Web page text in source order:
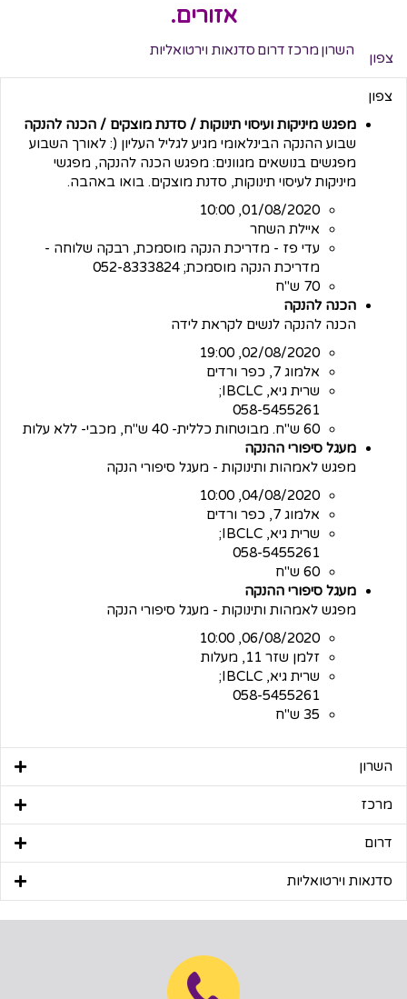
אזורים.
צפון השרון מרכז דרום סדנאות וירטואליות
צפון
מפגש מיניקות ועיסוי תינוקות / סדנת מוצקים / הכנה להנקה
שבוע ההנקה הבינלאומי מגיע לגליל העליון (: לאורך השבוע
מפגשים בנושאים מגוונים: מפגש הכנה להנקה, מפגשי
מיניקות לעיסוי תינוקות, סדנת מוצקים. בואו באהבה.
01/08/2020, 10:00
איילת השחר
עדי פז - מדריכת הנקה מוסמכת, רבקה שלוחה -
מדריכת הנקה מוסמכת; 052-8333824
70 ש"ח
הכנה להנקה
הכנה להנקה לנשים לקראת לידה
02/08/2020, 19:00
אלמוג 7, כפר ורדים
שרית גיא, IBCLC;
058-5455261
60 ש"ח. מבוטחות כללית- 40 ש"ח, מכבי- ללא עלות
מעגל סיפורי ההנקה
מפגש לאמהות ותינוקות - מעגל סיפורי הנקה
04/08/2020, 10:00
אלמוג 7, כפר ורדים
שרית גיא, IBCLC;
058-5455261
60 ש"ח
מעגל סיפורי ההנקה
מפגש לאמהות ותינוקות - מעגל סיפורי הנקה
06/08/2020, 10:00
זלמן שזר 11, מעלות
שרית גיא, IBCLC;
058-5455261
35 ש"ח
השרון
מרכז
דרום
סדנאות וירטואליות